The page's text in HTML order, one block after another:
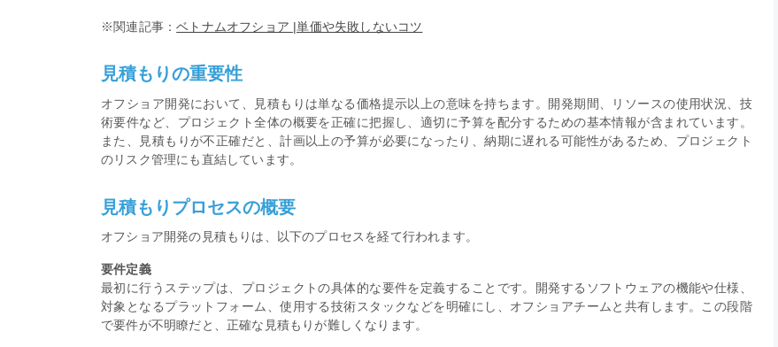
※関連記事：ベトナムオフショア |単価や失敗しないコツ
見積もりの重要性
オフショア開発において、見積もりは単なる価格提示以上の意味を持ちます。開発期間、リソースの使用状況、技
術要件など、プロジェクト全体の概要を正確に把握し、適切に予算を配分するための基本情報が含まれています。
また、見積もりが不正確だと、計画以上の予算が必要になったり、納期に遅れる可能性があるため、プロジェクト
のリスク管理にも直結しています。
見積もりプロセスの概要
オフショア開発の見積もりは、以下のプロセスを経て行われます。
要件定義
最初に行うステップは、プロジェクトの具体的な要件を定義することです。開発するソフトウェアの機能や仕様、
対象となるプラットフォーム、使用する技術スタックなどを明確にし、オフショアチームと共有します。この段階
で要件が不明瞭だと、正確な見積もりが難しくなります。